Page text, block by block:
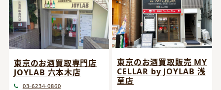
東京のお酒買取専門店
JOYLAB 六本木店
03-6234-0860
東京のお酒買取販売 MY
CELLAR by JOYLAB 浅
草店